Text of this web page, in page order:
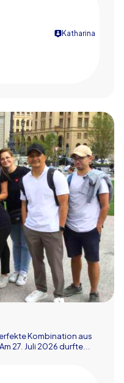
Katharina
Kombination aus
27. Juli 2026 durfte...